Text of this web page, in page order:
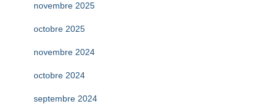
novembre 2025
octobre 2025
novembre 2024
octobre 2024
septembre 2024